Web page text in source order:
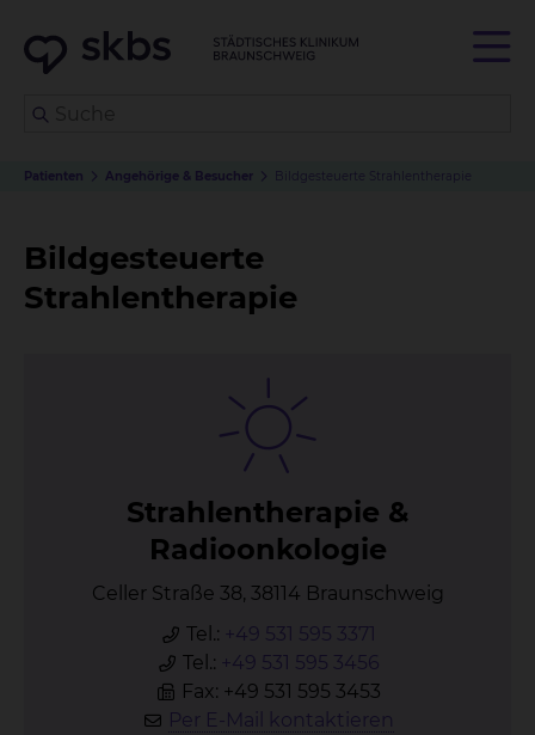
Patienten Angehörige & Besucher Bildgesteuerte Strahlentherapie
Bildgesteuerte
Strahlentherapie
Strah­len­the­ra­pie &
Ra­di­oon­ko­lo­gie
Celler Straße 38, 38114 Braunschweig
Tel.: +49 531 595 3371
Tel.: +49 531 595 3456
Fax: +49 531 595 3453
Per E-Mail kontaktieren